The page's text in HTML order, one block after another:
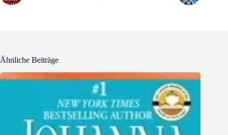
Ähnliche Beiträge